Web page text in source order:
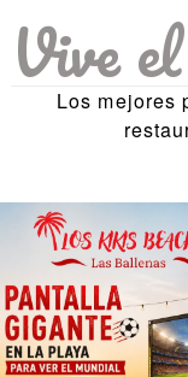
Vive
Los mejores